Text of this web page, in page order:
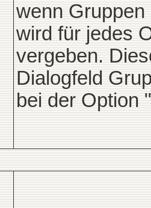
wenn
wird für jedes
vergeben.
Dialogfeld
bei der Option